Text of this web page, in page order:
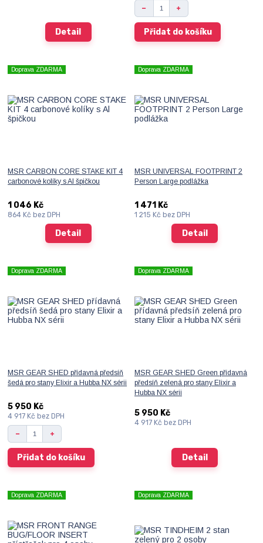
Detail Přidat do košíku
Doprava ZDARMA
MSR CARBON CORE STAKE KIT 4
carbonové kolíky s Al špičkou
1 046 Kč
864 Kč bez DPH
Detail
Doprava ZDARMA
MSR UNIVERSAL FOOTPRINT 2
Person Large podlážka
1 471 Kč
1 215 Kč bez DPH
Detail
Doprava ZDARMA
MSR GEAR SHED přídavná předsíň
šedá pro stany Elixir a Hubba NX sérii
5 950 Kč
4 917 Kč bez DPH
Přidat do košíku
Doprava ZDARMA
MSR GEAR SHED Green přídavná
předsíň zelená pro stany Elixir a
Hubba NX sérii
5 950 Kč
4 917 Kč bez DPH
Detail
Doprava ZDARMA Doprava ZDARMA